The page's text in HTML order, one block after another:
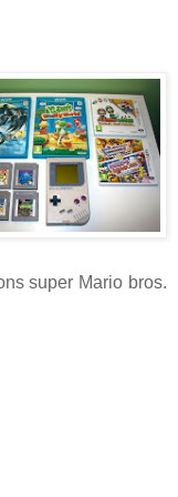
super Mario bros.